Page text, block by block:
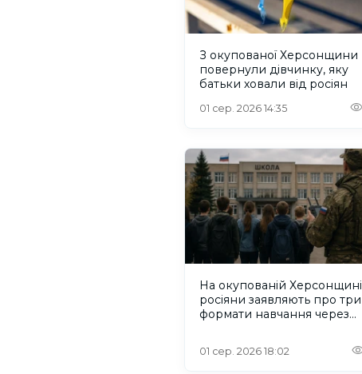
З окупованої Херсонщини
повернули дівчинку, яку
батьки ховали від росіян
01 сер. 2026 14:35
На окупованій Херсонщині
росіяни заявляють про три
формати навчання через
01 сер. 2026 18:02